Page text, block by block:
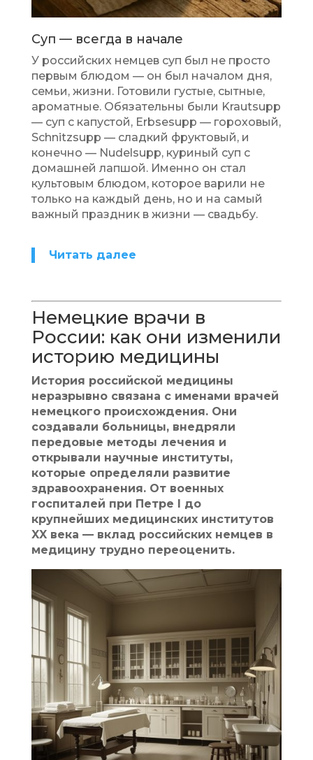
Суп — всегда в начале
У российских немцев суп был не просто
первым блюдом — он был началом дня,
семьи, жизни. Готовили густые, сытные,
ароматные. Обязательны были Krautsupp
— суп с капустой, Erbsesupp — гороховый,
Schnitzsupp — сладкий фруктовый, и
конечно — Nudelsupp, куриный суп с
домашней лапшой. Именно он стал
культовым блюдом, которое варили не
только на каждый день, но и на самый
важный праздник в жизни — свадьбу.
Читать далее
Немецкие врачи в
России: как они изменили
историю медицины
История российской медицины
неразрывно связана с именами врачей
немецкого происхождения. Они
создавали больницы, внедряли
передовые методы лечения и
открывали научные институты,
которые определяли развитие
здравоохранения. От военных
госпиталей при Петре I до
крупнейших медицинских институтов
XX века — вклад российских немцев в
медицину трудно переоценить.